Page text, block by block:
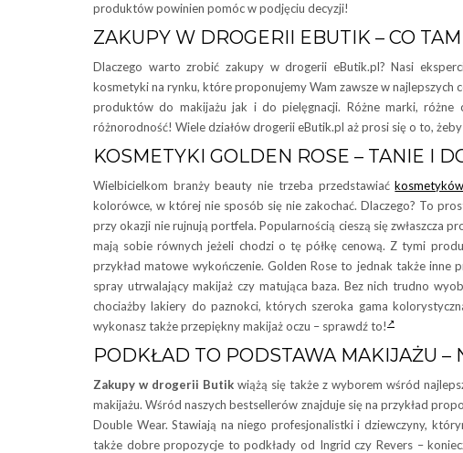
produktów powinien pomóc w podjęciu decyzji!
ZAKUPY W DROGERII EBUTIK – CO
Dlaczego warto zrobić zakupy w drogerii eButik.pl? Nasi
kosmetyki na rynku, które proponujemy Wam zawsze w najlepszych
produktów do makijażu jak i do pielęgnacji. Różne marki,
różnorodność! Wiele działów drogerii eButik.pl aż prosi się o to,
KOSMETYKI GOLDEN ROSE – TANIE I
Wielbicielkom branży beauty nie trzeba przedstawiaćkosmetyków
kolorówce, w której nie sposób się nie zakochać. Dlaczego? To
przy okazji nie rujnują portfela. Popularnością cieszą się zwłaszcza
mają sobie równych jeżeli chodzi o tę półkę cenową. Z tymi
przykład matowe wykończenie. Golden Rose to jednak także inne
spray utrwalający makijaż czy matująca baza. Bez nich trudno
chociażby lakiery do paznokci, których szeroka gama
wykonasz także przepiękny makijaż oczu – sprawdź to!
PODKŁAD TO PODSTAWA MAKIJAŻU –
Zakupy w drogerii Butik wiążą się także z wyborem wśród
makijażu. Wśród naszych bestsellerów znajduje się na przykład
Double Wear. Stawiają na niego profesjonalistki i dziewczyny,
także dobre propozycje to podkłady od Ingrid czy Revers –